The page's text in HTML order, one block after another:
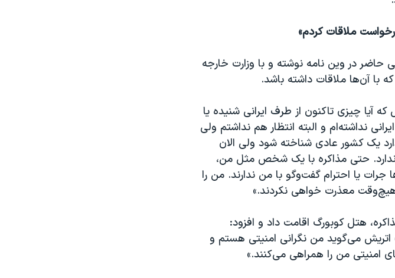
ملاقات کردم»
حاضر در وین نامه نوشته و با وزارت خارجه
با آن‌ها ملاقات داشته باشد.
آیا چیزی تاکنون از طرف ایرانی شنیده یا
نداشته‌ام و البته انتظار هم نداشتم ولی
یک کشور عادی شناخته شود ولی الان
ندارد. حتی مذاکره با یک شخص مثل من،
یا احترام گفت‌وگو با من ندارند. من را
هتل کوبورگ اقامت داد و افزود:
می‌گوید من نگرانی امنیتی هستم و
امنیتی من را همراهی می‌کنند.»